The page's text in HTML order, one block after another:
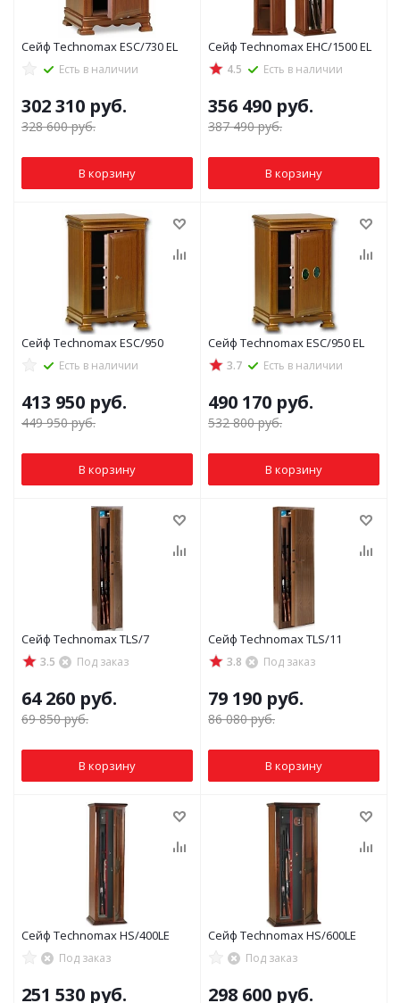
Сейф Technomax ESC/730 EL
Есть в наличии
302 310 руб.
328 600руб.
В корзину
Сейф Technomax EHC/1500 EL
4.5 Есть в наличии
356 490 руб.
387 490руб.
В корзину
Сейф Technomax ESC/950
Есть в наличии
413 950 руб.
449 950руб.
В корзину
Сейф Technomax ESC/950 EL
3.7 Есть в наличии
490 170 руб.
532 800руб.
В корзину
Сейф Technomax TLS/7
3.5 Под заказ
64 260 руб.
69 850руб.
В корзину
Сейф Technomax TLS/11
3.8 Под заказ
79 190 руб.
86 080руб.
В корзину
Сейф Technomax HS/400LE
Под заказ
251 530 руб.
Сейф Technomax HS/600LE
Под заказ
298 600 руб.